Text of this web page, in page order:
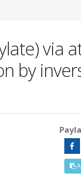
via
by